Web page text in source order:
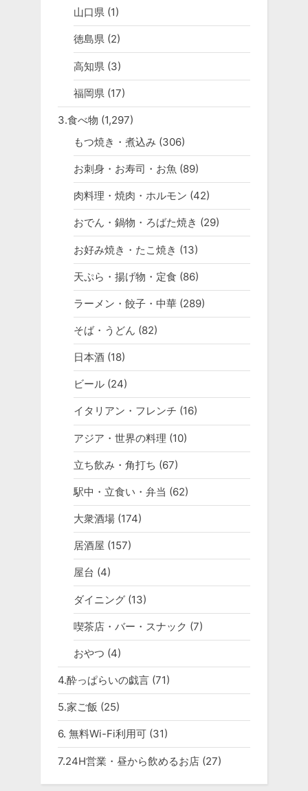
山口県(1)
徳島県(2)
高知県 (3)
福岡県 (17)
3.食べ物 (1,297)
もつ焼き・煮込み (306)
お刺身・お寿司・お魚 (89)
肉料理・焼肉・ホルモン (42)
おでん・鍋物・ろばた焼き (29)
お好み焼き・たこ焼き (13)
天ぷら・揚げ物・定食 (86)
ラーメン・餃子・中華(289)
そば・うどん (82)
日本酒(18)
ビール(24)
イタリアン・フレンチ (16)
アジア・世界の料理 (10)
立ち飲み・角打ち (67)
駅中・立食い・弁当 (62)
大衆酒場(174)
居酒屋 (157)
屋台 (4)
ダイニング(13)
喫茶店・バー・スナック (7)
おやつ (4)
4.酔っぱらいの戯言 (71)
5.家ご飯 (25)
6. 無料Wi-Fi利用可 (31)
7.24H営業・昼から飲めるお店 (27)